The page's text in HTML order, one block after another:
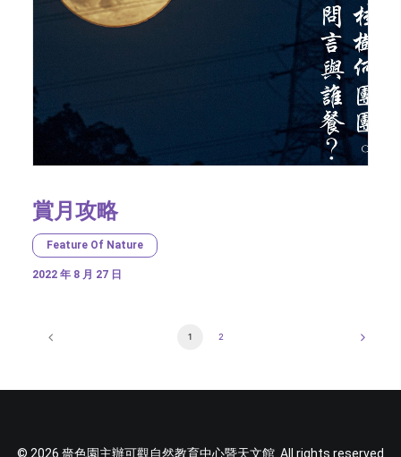
賞月攻略
Feature Of Nature
2022 年 8 月 27 日
1 2
© 2026 嗇色園主辦可觀自然教育中心暨天文館. All rights reserved